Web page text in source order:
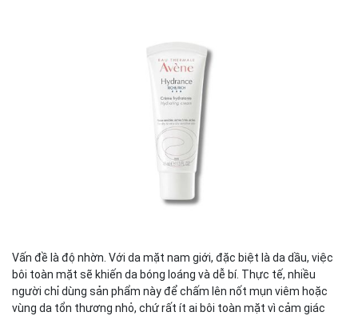
Vấn đề là độ nhờn. Với da mặt nam giới, đặc biệt là da dầu, việc
bôi toàn mặt sẽ khiến da bóng loáng và dễ bí. Thực tế, nhiều
người chỉ dùng sản phẩm này để chấm lên nốt mụn viêm hoặc
vùng da tổn thương nhỏ, chứ rất ít ai bôi toàn mặt vì cảm giác